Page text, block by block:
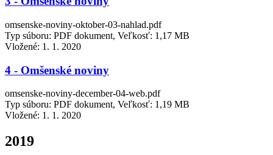
omsenske-noviny-oktober-03-nahlad.pdf
Typ súboru: PDF dokument, Veľkosť: 1,17 MB
Vložené: 1. 1. 2020
4 - Omšenské noviny
omsenske-noviny-december-04-web.pdf
Typ súboru: PDF dokument, Veľkosť: 1,19 MB
Vložené: 1. 1. 2020
2019